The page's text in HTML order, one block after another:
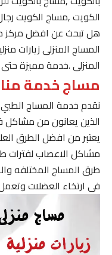
الكويت ,مساج الكويت رجال
هل تبحث عن افضل مركز
المساج المنزلى زيارات
المنزلى .خدمة مميزة حتى
مساج خدمة منازل ٢٤ ساعة
نقدم خدمة المساج الطبي
الذين يعانون من مشاكل
يعتبر من افضل الطرق
مشاكل الاعصاب لفترات
طرق المساج المختلفه
فى ارتخاء العضلات وتعمل